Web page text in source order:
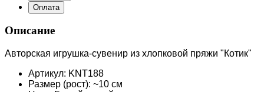
Оплата
Описание
Авторская игрушка-сувенир из хлопковой пряжи "Котик"
Артикул: KNT188
Размер (рост): ~10 см